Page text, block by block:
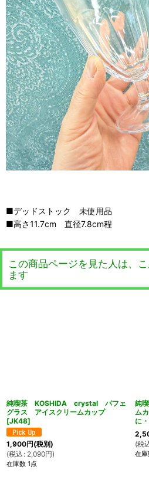
■デッドストック 未使用品
■高さ11.7cm 直径7.8cm程
この商品ページを見た人は、
ます
純喫茶 KOSHIDA crystal パフェ
グラス アイスクリームカップ
[JK48]
1,900円(税別)
(税込 : 2,090円)
在庫数 1点
純
ム
に
(税
在庫